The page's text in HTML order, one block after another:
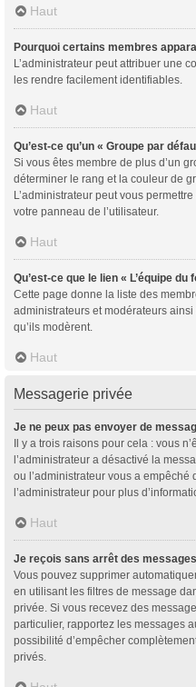
Haut
Pourquoi certains membres
L’administrateur peut attribuer une
les rendre facilement identifiables.
Haut
Qu’est-ce qu’un « Groupe par
Si vous êtes membre de plus d’un
déterminer le rang et la couleur de
L’administrateur peut vous
votre panneau de l’utilisateur.
Haut
Qu’est-ce que le lien « L’équipe du
Cette page donne la liste des
administrateurs et modérateurs
qu’ils modèrent.
Haut
Messagerie privée
Je ne peux pas envoyer de
Il y a trois raisons pour cela : vous
l’administrateur a désactivé la
ou l’administrateur vous a empêché
l’administrateur pour plus
Haut
Je reçois sans arrêt des
Vous pouvez supprimer
en utilisant les filtres de message
privée. Si vous recevez des
particulier, rapportez les messages
possibilité d’empêcher
privés.